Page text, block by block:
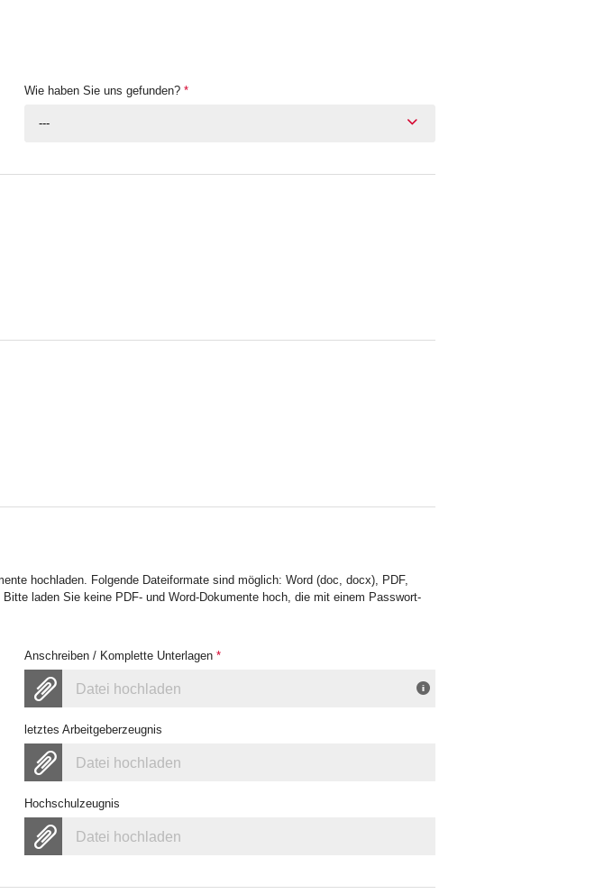
Wie haben Sie uns gefunden?*
---
hochladen. Folgende Dateiformate sind möglich: Word (doc, docx), PDF,
laden Sie keine PDF- und Word-Dokumente hoch, die mit einem Passwort-
Anschreiben / Komplette Unterlagen*
Datei hochladen
letztes Arbeitgeberzeugnis
Datei hochladen
Hochschulzeugnis
Datei hochladen